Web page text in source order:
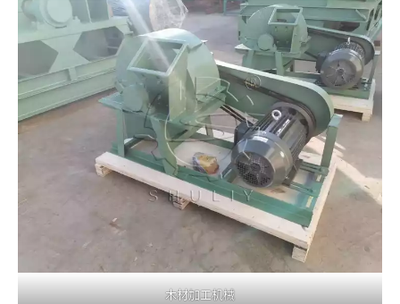
木材加工机械